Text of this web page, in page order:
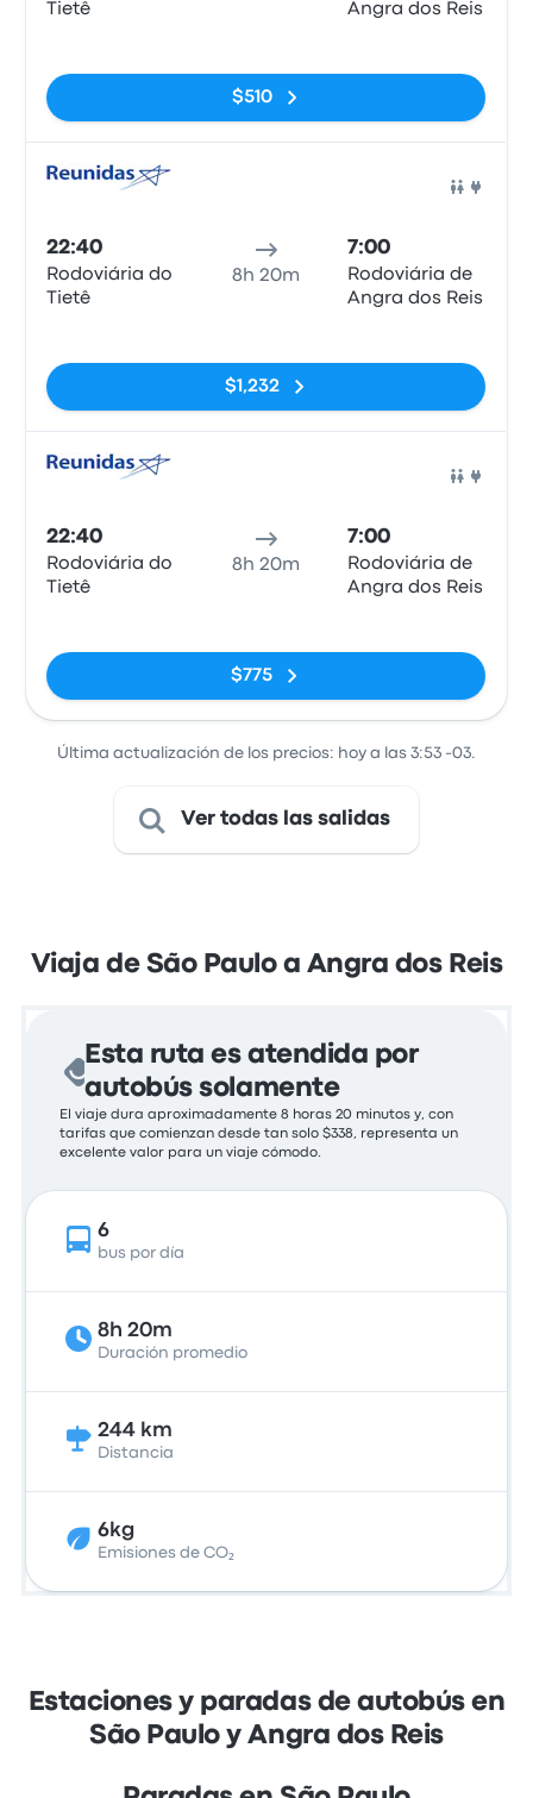
Tietê
Angra dos Reis
$510
22:40
Rodoviária do
Tietê
8h 20m
7:00
Rodoviária de
Angra dos Reis
$1,232
22:40
Rodoviária do
Tietê
8h 20m
7:00
Rodoviária de
Angra dos Reis
$775
Última actualización de los precios: hoy a las 3:53 -03.
Ver todas las salidas
Viaja de São Paulo a Angra dos Reis
Esta ruta es atendida por
autobús solamente
El viaje dura aproximadamente 8 horas 20 minutos y, con
tarifas que comienzan desde tan solo $338, representa un
excelente valor para un viaje cómodo.
6
bus por día
8h 20m
Duración promedio
244 km
Distancia
6kg
Emisiones de CO₂
Estaciones y paradas de autobús en
São Paulo y Angra dos Reis